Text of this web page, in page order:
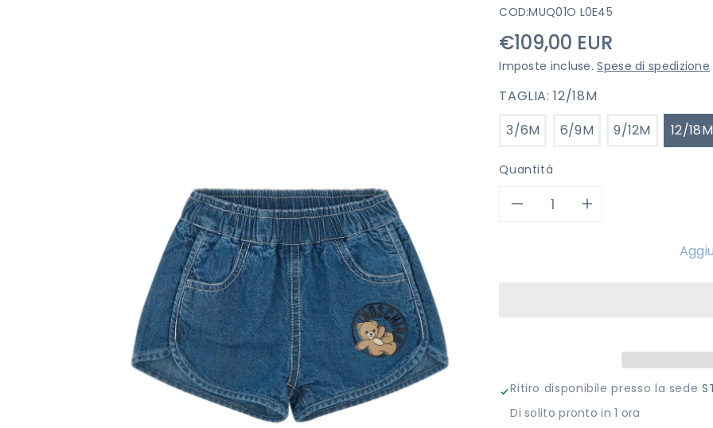
COD:MUQ01O L0E45
Prezzo
di
listino
€109,00 EUR
Imposte incluse.Spese di spedizione
TAGLIA:12/18M
3/6M
6/9M 9/12M 12/18M
Quantità
Diminuisci
MOSCHINO
Aumenta
quantità
MOSCHINO
Ritiro disponibile presso la sede
Di solito pronto in 1 ora